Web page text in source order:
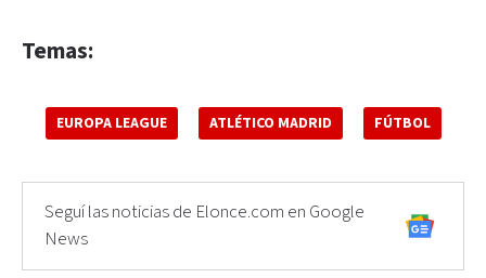
Temas:
EUROPA LEAGUE ATLÉTICO MADRID FÚTBOL
Seguí las noticias de Elonce.com en Google
News